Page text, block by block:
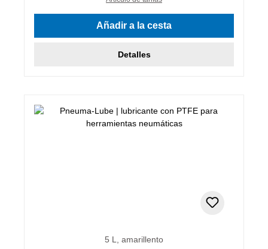
Añadir a la cesta
Detalles
5 L, amarillento